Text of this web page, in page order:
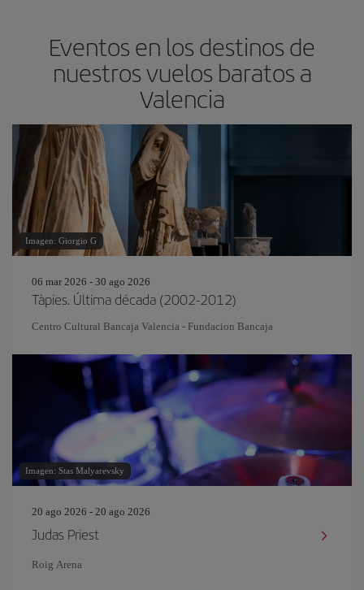
Eventos en los destinos de
nuestros vuelos baratos a
Valencia
Imagen: Giorgio G
06 mar 2026 - 30 ago 2026
Tàpies. Última década (2002-2012)
Centro Cultural Bancaja Valencia - Fundacion Bancaja
Imagen: Stas Malyarevsky
20 ago 2026 - 20 ago 2026
Judas Priest
Roig Arena